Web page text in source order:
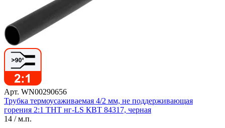
Арт. WN00290656
Трубка термоусаживаемая 4/2 мм, не поддерживающая
горения 2:1 ТНТ нг-LS КВТ 84317, черная
14 / м.п.